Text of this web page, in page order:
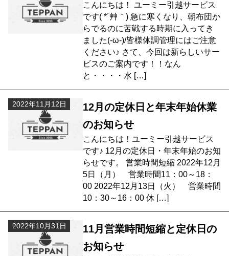
こんにちは！ ユーミー引越サービス
です( *´艸｀) 急に寒くなり、朝布団か
らでるのに苦戦する時期に入ってき
ました(-ω-)/皆様体調管理にはご注意
ください♪ さて、今回は新らしいサー
ビスのご案内です！！なん
と・・・・水 […]
2022年11月12日
12月の定休日と年末年始休業
のお知らせ
こんにちは！ユーミー引越サービス
です♪ 12月の定休日・年末年始のお知
らせです。 営業時間短縮 2022年12月
5日（月） 営業時間11：00～18：
00 2022年12月13日（火） 営業時間
10：30～16：00 休 […]
2022年10月31日
11月営業時間短縮と定休日の
お知らせ